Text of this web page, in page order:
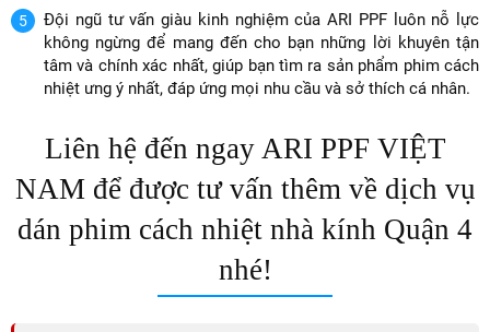
Đội ngũ tư vấn giàu kinh nghiệm của ARI PPF luôn nỗ lực
không ngừng để mang đến cho bạn những lời khuyên tận
tâm và chính xác nhất, giúp bạn tìm ra sản phẩm phim cách
nhiệt ưng ý nhất, đáp ứng mọi nhu cầu và sở thích cá nhân.
Liên hệ đến ngay ARI PPF VIỆT
NAM để được tư vấn thêm về dịch vụ
dán phim cách nhiệt nhà kính Quận 4
nhé!